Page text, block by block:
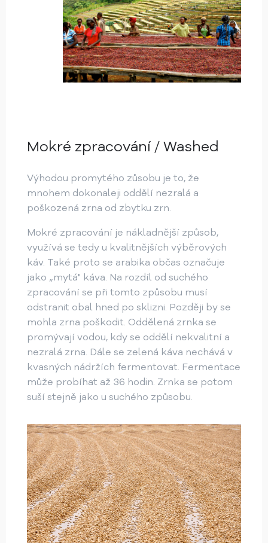
Mokré zpracování / Washed
Výhodou promytého zůsobu je to, že
mnohem dokonaleji oddělí nezralá a
poškozená zrna od zbytku zrn.
Mokré zpracování je nákladnější způsob,
využívá se tedy u kvalitnějších výběrových
káv. Také proto se arabika občas označuje
jako „mytá" káva. Na rozdíl od suchého
zpracování se při tomto způsobu musí
odstranit obal hned po sklizni. Později by se
mohla zrna poškodit. Oddělená zrnka se
promývají vodou, kdy se oddělí nekvalitní a
nezralá zrna. Dále se zelená káva nechává v
kvasných nádržích fermentovat. Fermentace
může probíhat až 36 hodin. Zrnka se potom
suší stejně jako u suchého způsobu.